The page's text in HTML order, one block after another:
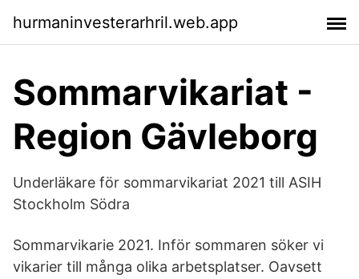
hurmaninvesterarhril.web.app
Sommarvikariat -
Region Gävleborg
Underläkare för sommarvikariat 2021 till ASIH
Stockholm Södra
Sommarvikarie 2021. Inför sommaren söker vi
vikarier till många olika arbetsplatser. Oavsett